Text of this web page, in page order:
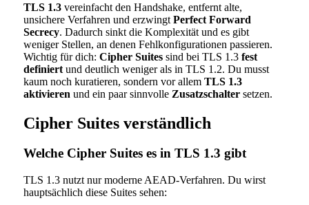
TLS 1.3vereinfacht den Handshake, entfernt alte,
unsichere Verfahren und erzwingt Perfect Forward
Secrecy. Dadurch sinkt die Komplexität und es gibt
weniger Stellen, an denen Fehlkonfigurationen passieren.
Wichtig für dich: Cipher Suitessind bei TLS 1.3 fest
definiertund deutlich weniger als in TLS 1.2. Du musst
kaum noch kuratieren, sondern vor allem TLS 1.3
aktivieren und ein paar sinnvolle Zusatzschaltersetzen.
Cipher Suites verständlich
Welche Cipher Suites es in TLS 1.3 gibt
TLS 1.3 nutzt nur moderne AEAD-Verfahren. Du wirst
hauptsächlich diese Suites sehen: